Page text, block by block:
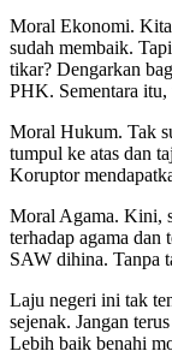
Moral Ekonomi. Kita
sudah membaik.
tikar? Dengarkan
PHK. Sementara
Moral Hukum. Tak
tumpul ke atas dan
Koruptor
Moral Agama. Kini,
terhadap agama
SAW dihina. Tanpa
Laju negeri ini tak
sejenak. Jangan
Lebih baik benahi